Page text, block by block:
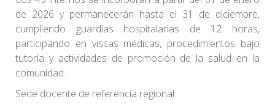
de 2026 y permanecerán hasta el 31 de diciembre,
cumpliendo guardias hospitalarias de 12 horas,
participando en visitas médicas, procedimientos bajo
tutoría y actividades de promoción de la salud en la
comunidad.
Sede docente de referencia regional